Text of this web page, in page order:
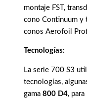
montaje FST,
cono Continuum y
conos Aerofoil
Tecnologías:
La serie 700 S3
tecnologías,
gama 800 D4,